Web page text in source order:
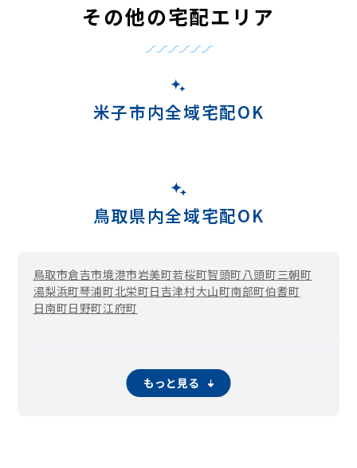
その他の宅配エリア
米子市内全域宅配OK
鳥取県内全域宅配OK
鳥取市倉吉市境港市岩美町若桜町智頭町八頭町三朝町
湯梨浜町琴浦町北栄町日吉津村大山町南部町伯耆町
日南町日野町江府町
もっと見る